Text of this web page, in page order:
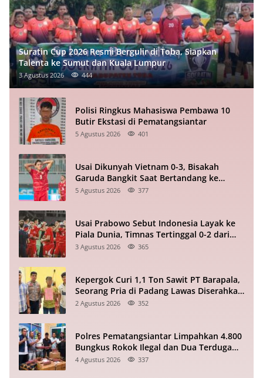
Suratin Cup 2026 Resmi Bergulir di Toba, Siapkan
Talenta ke Sumut dan Kuala Lumpur
3 Agustus 2026 444
Polisi Ringkus Mahasiswa Pembawa 10
Butir Ekstasi di Pematangsiantar
5 Agustus 2026 401
Usai Dikunyah Vietnam 0-3, Bisakah
Garuda Bangkit Saat Bertandang ke
Singapura?
5 Agustus 2026 377
Usai Prabowo Sebut Indonesia Layak ke
Piala Dunia, Timnas Tertinggal 0-2 dari
Vietnam Babak I Piala ASEAN
3 Agustus 2026 365
Kepergok Curi 1,1 Ton Sawit PT Barapala,
Seorang Pria di Padang Lawas Diserahkan
ke Polisi
2 Agustus 2026 352
Polres Pematangsiantar Limpahkan 4.800
Bungkus Rokok Ilegal dan Dua Terduga
Pelaku ke Bea Cukai
4 Agustus 2026 337